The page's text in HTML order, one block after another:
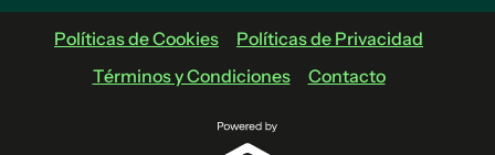
Políticas de Cookies
Políticas de Privacidad
Términos y Condiciones
Contacto